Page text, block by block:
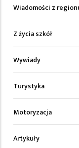
Wiadomości z
Z życia szkół
Wywiady
Turystyka
Motoryzacja
Artykuły